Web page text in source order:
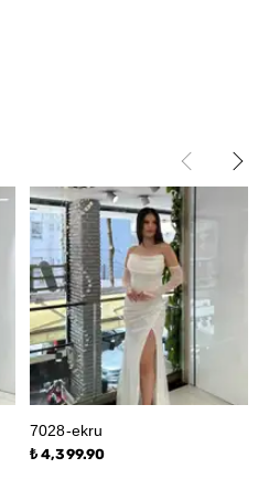
7028-ekru
₺ 4,399.90